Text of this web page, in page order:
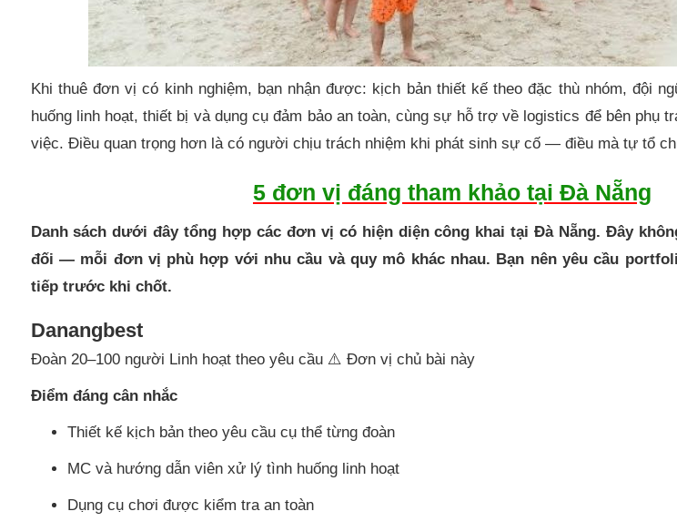
Khi thuê đơn vị có kinh nghiệm, bạn nhận được: kịch bản thiết kế theo đặc thù nhóm, đội
huống linh hoạt, thiết bị và dụng cụ đảm bảo an toàn, cùng sự hỗ trợ về logistics để bên phụ
việc. Điều quan trọng hơn là có người chịu trách nhiệm khi phát sinh sự cố — điều mà tự tổ
5 đơn vị đáng tham khảo tại Đà Nẵng
Danh sách dưới đây tổng hợp các đơn vị có hiện diện công khai tại Đà Nẵng. Đây
đối — mỗi đơn vị phù hợp với nhu cầu và quy mô khác nhau. Bạn nên yêu cầu
tiếp trước khi chốt.
Danangbest
Đoàn 20–100 người Linh hoạt theo yêu cầu ⚠️ Đơn vị chủ bài này
Điểm đáng cân nhắc
Thiết kế kịch bản theo yêu cầu cụ thể từng đoàn
MC và hướng dẫn viên xử lý tình huống linh hoạt
Dụng cụ chơi được kiểm tra an toàn